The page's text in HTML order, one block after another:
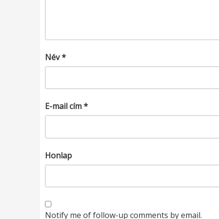
Név*
E-mail cím*
Honlap
Notify me of follow-up comments by email.